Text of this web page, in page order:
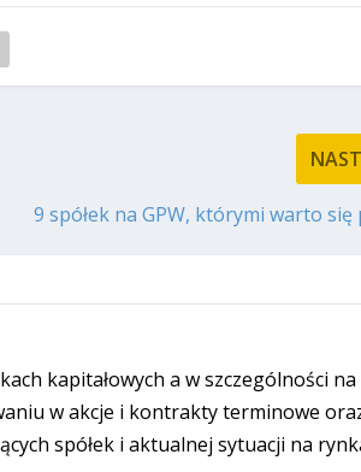
9 spółek na GPW, którymi warto się
kapitałowych a w szczególności na
w akcje i kontrakty terminowe
spółek i aktualnej sytuacji na